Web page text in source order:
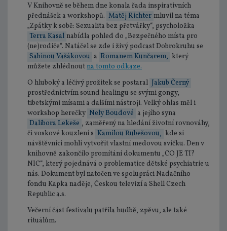
V Knihovně se během dne konala řada inspirativních
přednášek a workshopů. Matěj Richter mluvil na téma
„Zpátky k sobě: Sexualita bez přetvářky“, psycholožka
Terra Kasal nabídla pohled do „Bezpečného místa pro
(ne)rodiče“. Natáčel se zde i živý podcast Dobrokruhu se
Sabinou Vašákovou a Romanem Kunčarem, který
můžete zhlédnoutna tomto odkaze.
O hluboký a léčivý prožitek se postaral Jakub Černý
prostřednictvím sound healingu se svými gongy,
tibetskými mísami a dalšími nástroji. Velký ohlas měl i
workshop herečky Nely Boudové a jejího syna
Dalibora Lekeše , zaměřený na hledání životní rovnováhy,
či voskové kouzlení s Kamilou Rubešovou, kde si
návštěvníci mohli vytvořit vlastní medovou svíčku. Den v
knihovně zakončilo promítání dokumentu „CO JE TI?
NIC“, který pojednává o problematice dětské psychiatrie u
nás. Dokument byl natočen ve spolupráci Nadačního
fondu Kapka naděje, Českou televizí a Shell Czech
Republic a.s.
Večerní část festivalu patřila hudbě, zpěvu, ale také
rituálům.